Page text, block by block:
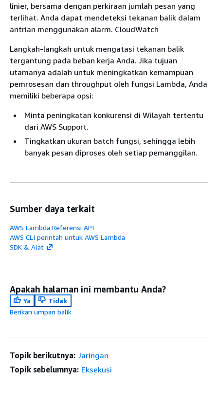
linier, bersama dengan perkiraan jumlah pesan yang
terlihat. Anda dapat mendeteksi tekanan balik dalam
antrian menggunakan alarm. CloudWatch
Langkah-langkah untuk mengatasi tekanan balik
tergantung pada beban kerja Anda. Jika tujuan
utamanya adalah untuk meningkatkan kemampuan
pemrosesan dan throughput oleh fungsi Lambda, Anda
memiliki beberapa opsi:
Minta peningkatan konkurensi di Wilayah tertentu
dari AWS Support.
Tingkatkan ukuran batch fungsi, sehingga lebih
banyak pesan diproses oleh setiap pemanggilan.
Sumber daya terkait
AWS Lambda Referensi API
AWS CLI perintah untuk AWS Lambda
SDK & Alat
Apakah halaman ini membantu Anda?
Ya
Tidak
Berikan umpan balik
Topik berikutnya: Jaringan
Topik sebelumnya: Eksekusi